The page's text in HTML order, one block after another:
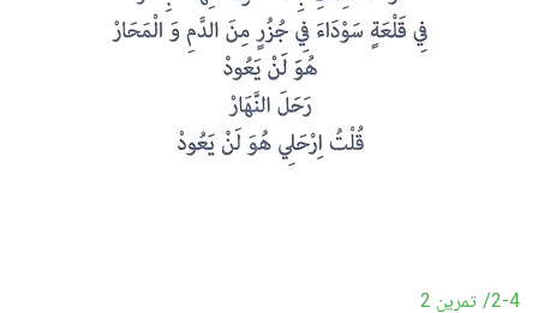
2-4/ تمرين 2